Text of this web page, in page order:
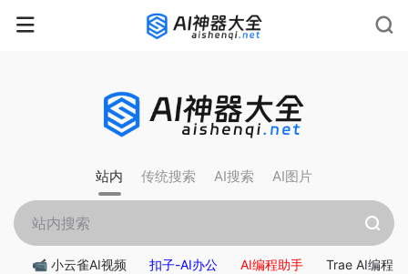
rnrn rnrn rnrn
站内 传统搜索 AI搜索 AI图片
📹 小云雀AI视频 扣子-AI办公 AI编程助手 Trae AI编程